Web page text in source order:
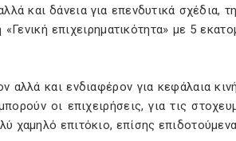
και δάνεια για επενδυτικά σχέδια,
επιχειρηματικότητα» με 5
αλλά και ενδιαφέρον για κεφάλαια
οι επιχειρήσεις, για τις
χαμηλό επιτόκιο, επίσης